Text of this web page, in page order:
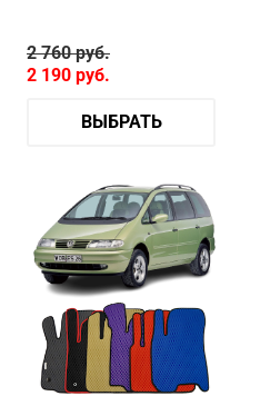
2 760руб.
2 190 руб.
ВЫБРАТЬ